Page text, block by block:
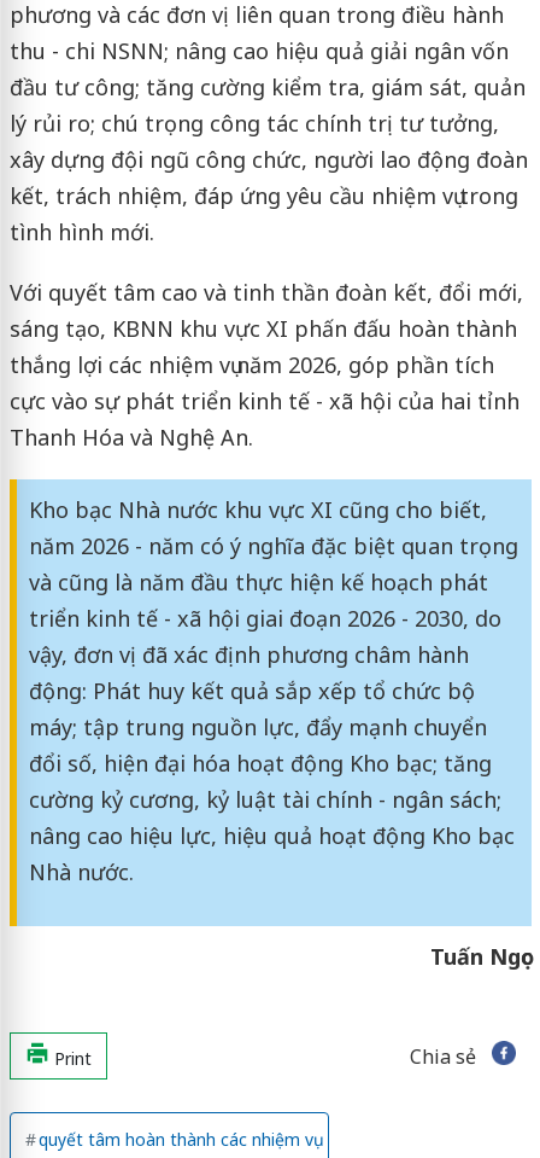
phương và các đơn vị liên quan trong điều hành
thu - chi NSNN; nâng cao hiệu quả giải ngân vốn
đầu tư công; tăng cường kiểm tra, giám sát, quản
lý rủi ro; chú trọng công tác chính trị tư tưởng,
xây dựng đội ngũ công chức, người lao động đoàn
kết, trách nhiệm, đáp ứng yêu cầu nhiệm vụ trong
tình hình mới.
Với quyết tâm cao và tinh thần đoàn kết, đổi mới,
sáng tạo, KBNN khu vực XI phấn đấu hoàn thành
thắng lợi các nhiệm vụ năm 2026, góp phần tích
cực vào sự phát triển kinh tế - xã hội của hai tỉnh
Thanh Hóa và Nghệ An.
Kho bạc Nhà nước khu vực XI cũng cho biết,
năm 2026 - năm có ý nghĩa đặc biệt quan trọng
và cũng là năm đầu thực hiện kế hoạch phát
triển kinh tế - xã hội giai đoạn 2026 - 2030, do
vậy, đơn vị đã xác định phương châm hành
động: Phát huy kết quả sắp xếp tổ chức bộ
máy; tập trung nguồn lực, đẩy mạnh chuyển
đổi số, hiện đại hóa hoạt động Kho bạc; tăng
cường kỷ cương, kỷ luật tài chính - ngân sách;
nâng cao hiệu lực, hiệu quả hoạt động Kho bạc
Nhà nước.
Tuấn Ngọc
Print Chia sẻ
quyết tâm hoàn thành các nhiệm vụ